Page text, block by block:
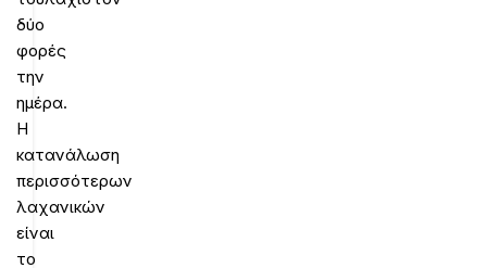
δύο
φορές
την
ημέρα.
Η
κατανάλωση
περισσότερων
λαχανικών
είναι
το